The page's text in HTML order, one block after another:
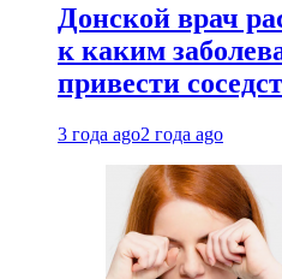
Донской врач
к каким
привести
3 года ago2 года ago